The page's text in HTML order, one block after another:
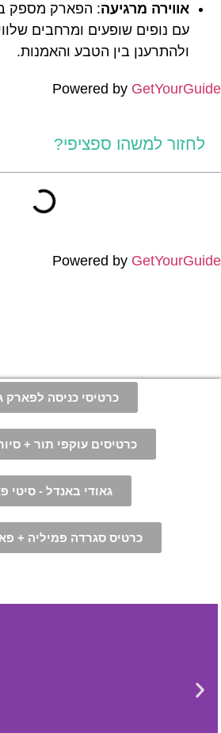
אווירה מרגיעה: הפארק מספק
עם נופים שופעים ומרחבים
ולהתרענן בין הטבע והאמנות.
Powered by GetYourGuide
לחזור למשהו ספציפי?
Powered by GetYourGuide
כרטיסי כניסה לפארק
כרטיסים עוקפי תור +
גאודי באנדל - סיטי
כרטיס סגרדה פמיליה +